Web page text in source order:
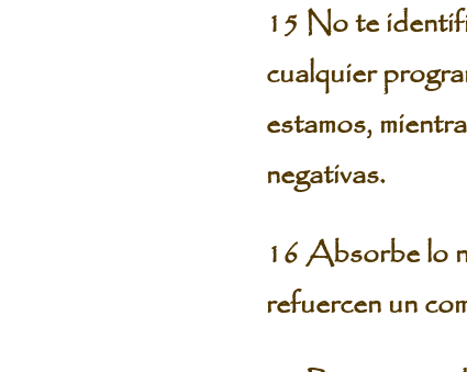
15 No te
cualquier
estamos,
negativas.
16 Absorbe lo
refuercen un